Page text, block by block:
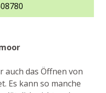
auch das Öffnen von
Es kann so manche